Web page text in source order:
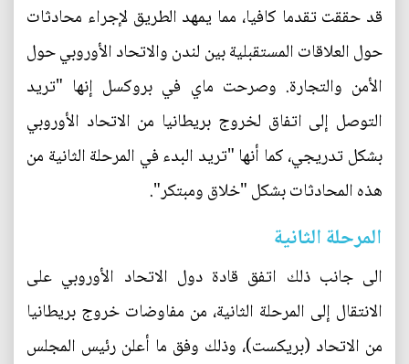
قد حققت تقدما كافيا، مما يمهد الطريق لإجراء محادثات
حول العلاقات المستقبلية بين لندن والاتحاد الأوروبي حول
الأمن والتجارة. وصرحت ماي في بروكسل إنها "تريد
التوصل إلى اتفاق لخروج بريطانيا من الاتحاد الأوروبي
بشكل تدريجي، كما أنها "تريد البدء في المرحلة الثانية من
هذه المحادثات بشكل "خلاق ومبتكر".
المرحلة الثانية
الى جانب ذلك اتفق قادة دول الاتحاد الأوروبي على
الانتقال إلى المرحلة الثانية، من مفاوضات خروج بريطانيا
من الاتحاد (بريكست)، وذلك وفق ما أعلن رئيس المجلس